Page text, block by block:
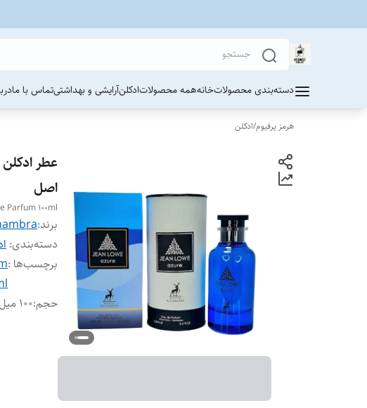
دسته‌بندی محصولاتخانههمه محصولاتادکلنآرایشی و بهداشتیتماس با ما
هرمز پرفیوم/ادکلن
اصل
Parfum 100ml
برند:
دسته‌بندی:
برچسب‌ها :
حجم:۱۰۰ میل